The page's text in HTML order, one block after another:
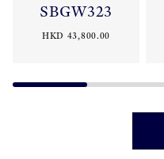
SBGW323
HKD 43,800.00